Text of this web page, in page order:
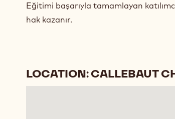
Eğitimi başarıyla tamamlayan
hak kazanır.
LOCATION: CALLEBAUT